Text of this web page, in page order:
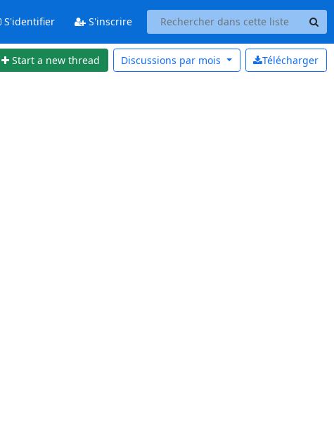
S'identifier S'inscrire
Start a new thread Télécharger
Discussions par mois